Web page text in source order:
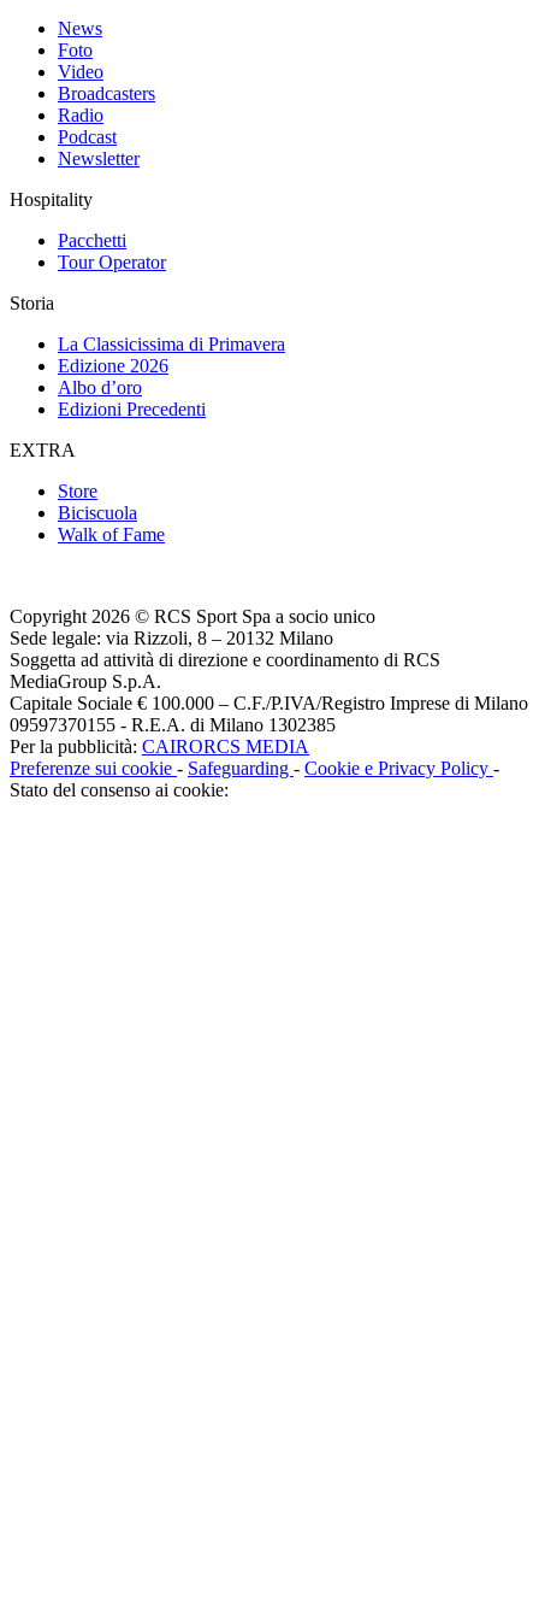
News
Foto
Video
Broadcasters
Radio
Podcast
Newsletter
Hospitality
Pacchetti
Tour Operator
Storia
La Classicissima di Primavera
Edizione 2026
Albo d’oro
Edizioni Precedenti
EXTRA
Store
Biciscuola
Walk of Fame
Copyright 2026 © RCS Sport Spa a socio unico
Sede legale: via Rizzoli, 8 – 20132 Milano
Soggetta ad attività di direzione e coordinamento di RCS
MediaGroup S.p.A.
Capitale Sociale € 100.000 – C.F./P.IVA/Registro Imprese di Milano
09597370155 - R.E.A. di Milano 1302385
Per la pubblicità: CAIRORCS MEDIA
Preferenze sui cookie - Safeguarding - Cookie e Privacy Policy -
Stato del consenso ai cookie: